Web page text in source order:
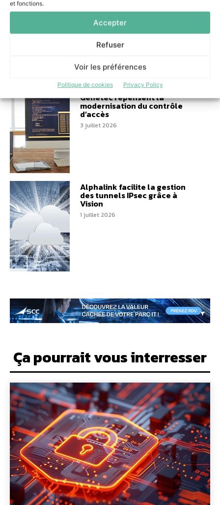
et fonctions.
Accepter
Refuser
Voir les préférences
Politique de cookies Privacy Policy
France
7 juillet 2026
Architecture ouverte : HID et
Genetec repensent la
modernisation du contrôle
d’accès
3 juillet 2026
Alphalink facilite la gestion
des tunnels IPsec grâce à
Vision
1 juillet 2026
Ça pourrait vous interresser